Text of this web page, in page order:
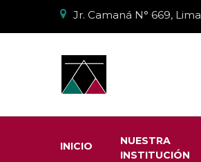
Jr. Camaná N° 669, Lima
INICIO
NUESTRA
INSTITUCIÓN